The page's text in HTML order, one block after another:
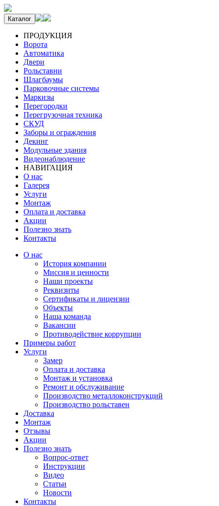
Каталог
ПРОДУКЦИЯ
Ворота
Автоматика
Двери
Рольставни
Шлагбаумы
Парковочные системы
Маркизы
Перегородки
Перегрузочная техника
СКУД
Заборы и ограждения
Декинг
Модульные здания
Видеонаблюдение
НАВИГАЦИЯ
О нас
Галерея
Услуги
Монтаж
Оплата и доставка
Акции
Полезно знать
Контакты
О нас
История компании
Миссия и ценности
Наши проекты
Реквизиты
Сертификаты и лицензии
Объекты
Наша команда
Вакансии
Противодействие коррупции
Примеры работ
Услуги
Замер
Оплата и доставка
Монтаж и установка
Ремонт и обслуживание
Производство металлоконструкций
Производство рольставен
Доставка
Монтаж
Отзывы
Акции
Полезно знать
Вопрос-ответ
Инструкции
Видео
Статьи
Новости
Контакты